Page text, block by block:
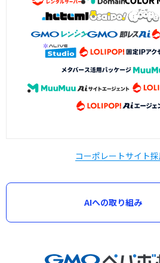
コーポレートサイト
AIへの取り組み